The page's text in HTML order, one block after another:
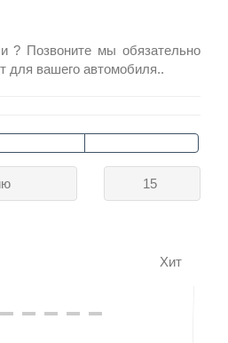
? Позвоните мы обязательно
для вашего автомобиля..
15
Хит
дешевле?